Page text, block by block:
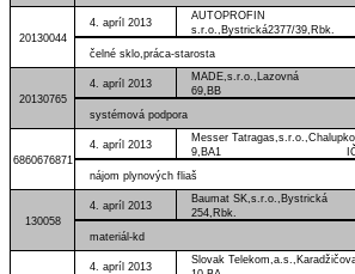
20130044
4. apríl 2013
AUTOPROFIN
s.r.o.,Bystrická2377/
čelné sklo,práca-starosta
20130765
4. apríl 2013
MADE,s.r.o.,Lazovná
69,BB
systémová podpora
6860676871
4. apríl 2013
Messer
9,BA1
nájom plynových fliaš
130058
4. apríl 2013
Baumat SK,s.r.o.,Bystrická
254,Rbk.
materiál-kd
4. apríl 2013
Slovak